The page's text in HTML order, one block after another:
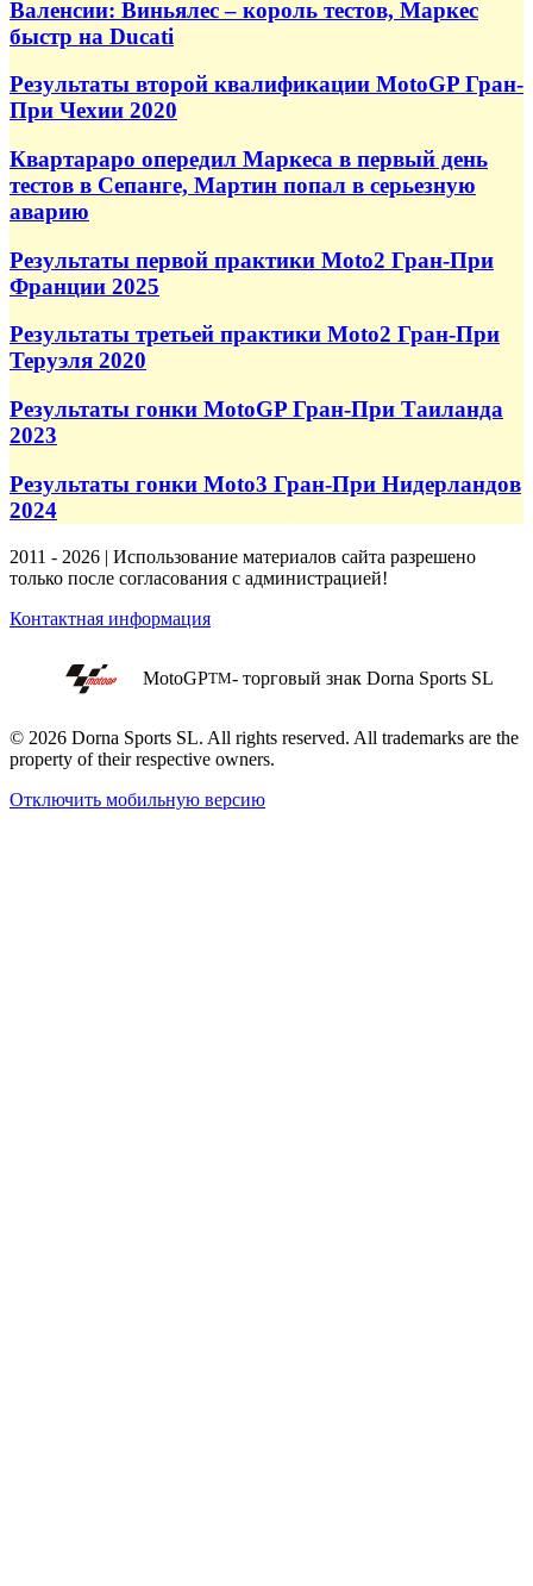
Валенсии: Виньялес – король тестов, Маркес
быстр на Ducati
Результаты второй квалификации MotoGP Гран-
При Чехии 2020
Квартараро опередил Маркеса в первый день
тестов в Сепанге, Мартин попал в серьезную
аварию
Результаты первой практики Moto2 Гран-При
Франции 2025
Результаты третьей практики Moto2 Гран-При
Теруэля 2020
Результаты гонки MotoGP Гран-При Таиланда
2023
Результаты гонки Moto3 Гран-При Нидерландов
2024
2011 - 2026 | Использование материалов сайта разрешено
только после согласования с администрацией!
Контактная информация
MotoGPTM- торговый знак Dorna Sports SL
© 2026 Dorna Sports SL. All rights reserved. All trademarks are the
property of their respective owners.
Отключить мобильную версию